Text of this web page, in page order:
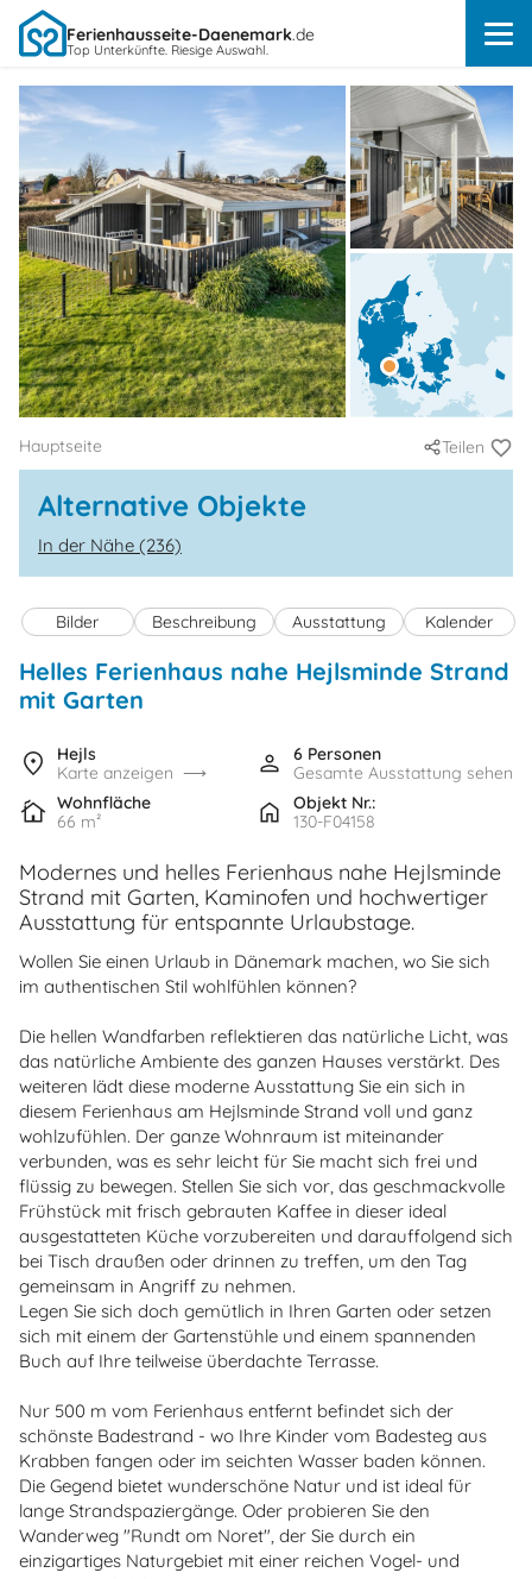
Ferienhausseite-Daenemark.de
Top Unterkünfte. Riesige Auswahl.
Hauptseite Teilen
Alternative Objekte
In der Nähe (236)
Bilder Beschreibung Ausstattung Kalender
Helles Ferienhaus nahe Hejlsminde Strand
mit Garten
Hejls
Karte anzeigen
6 Personen
Gesamte Ausstattung sehen
Wohnfläche
66 m²
Objekt Nr.:
130-F04158
Modernes und helles Ferienhaus nahe Hejlsminde
Strand mit Garten, Kaminofen und hochwertiger
Ausstattung für entspannte Urlaubstage.
Wollen Sie einen Urlaub in Dänemark machen, wo Sie sich
im authentischen Stil wohlfühlen können?
Die hellen Wandfarben reflektieren das natürliche Licht, was
das natürliche Ambiente des ganzen Hauses verstärkt. Des
weiteren lädt diese moderne Ausstattung Sie ein sich in
diesem Ferienhaus am Hejlsminde Strand voll und ganz
wohlzufühlen. Der ganze Wohnraum ist miteinander
verbunden, was es sehr leicht für Sie macht sich frei und
flüssig zu bewegen. Stellen Sie sich vor, das geschmackvolle
Frühstück mit frisch gebrauten Kaffee in dieser ideal
ausgestatteten Küche vorzubereiten und darauffolgend sich
bei Tisch draußen oder drinnen zu treffen, um den Tag
gemeinsam in Angriff zu nehmen.
Legen Sie sich doch gemütlich in Ihren Garten oder setzen
sich mit einem der Gartenstühle und einem spannenden
Buch auf Ihre teilweise überdachte Terrasse.
Nur 500 m vom Ferienhaus entfernt befindet sich der
schönste Badestrand - wo Ihre Kinder vom Badesteg aus
Krabben fangen oder im seichten Wasser baden können.
Die Gegend bietet wunderschöne Natur und ist ideal für
lange Strandspaziergänge. Oder probieren Sie den
Wanderweg "Rundt om Noret", der Sie durch ein
einzigartiges Naturgebiet mit einer reichen Vogel- und